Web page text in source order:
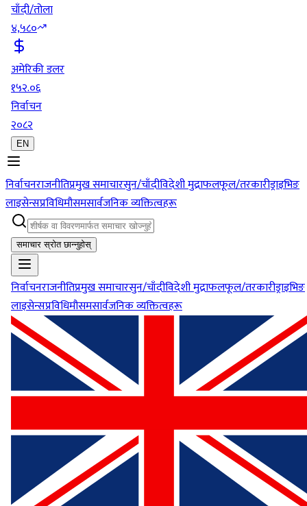
चाँदी/तोला
४,५८०
अमेरिकी डलर
१५२.०६
निर्वाचन
२०८२
EN
निर्वाचनराजनीतिप्रमुख समाचारसुन/चाँदीविदेशी मुद्राफलफूल/तरकारीड्राइभिङ
लाइसेन्सप्रविधिमौसमसार्वजनिक व्यक्तित्वहरू
समाचार स्रोत छान्नुहोस्
निर्वाचनराजनीतिप्रमुख समाचारसुन/चाँदीविदेशी मुद्राफलफूल/तरकारीड्राइभिङ
लाइसेन्सप्रविधिमौसमसार्वजनिक व्यक्तित्वहरू